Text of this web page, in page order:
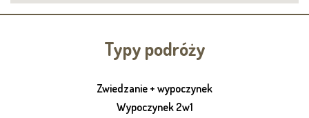
Typy podróży
Zwiedzanie + wypoczynek
Wypoczynek 2w1